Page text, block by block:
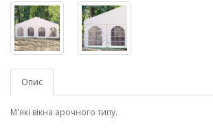
Опис
М'які вікна арочного типу.